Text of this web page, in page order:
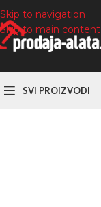
Skip to navigation
Skip to main content
SVI PROIZVODI